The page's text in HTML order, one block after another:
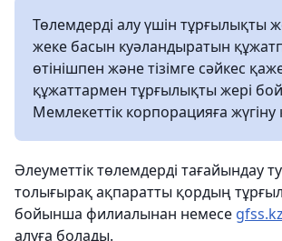
Төлемдерді алу үшін тұрғылықты
жеке басын куәландыратын
өтінішпен және тізімге сәйкес
құжаттармен тұрғылықты жері
Мемлекеттік корпорацияға жүгіну
Әлеуметтік төлемдерді тағайындау
толығырақ ақпаратты қордың
бойынша филиалынан немесе gfss.kz
алуға болады.